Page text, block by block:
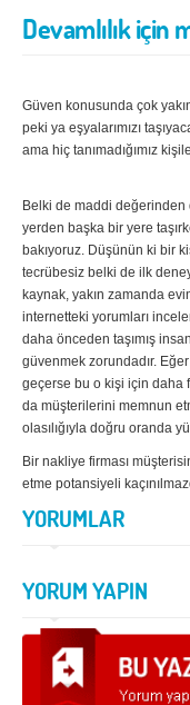
Kırklareli
Konya
Malatya
Muğla
Nevşehir
Ordu
Rize
Samsun
Sinop
Şanlıurfa
Tekirdağ
Uşak
Yalova
Zonguldak
Devamlılık
Güven konusunda çok
peki ya eşyalarımızı
ama hiç tanımadığımız
Belki de maddi değerinden
yerden başka bir yere
bakıyoruz. Düşünün ki bir
tecrübesiz belki de ilk
kaynak, yakın zamanda
internetteki yorumları
daha önceden taşımış
güvenmek zorundadır.
geçerse bu o kişi için daha
da müşterilerini memnun
olasılığıyla doğru oranda
Bir nakliye firması
etme potansiyeli
YORUMLAR
YORUM YAPIN